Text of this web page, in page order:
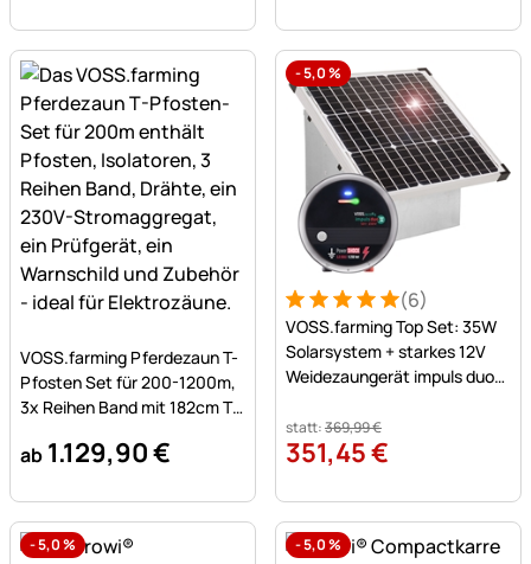
Noch keine Bewertungen abgegeben
VOSS.farming Pferdezaun T-
Pfosten Set für 200-1200m,
3x Reihen Band mit 182cm T-
ab 1.129,90€
-5,0%
Bewertung: 5 von 5 (6
6 Bewertungen
(6)
VOSS.farming Top Set: 35W
Solarsystem + starkes 12V
Weidezaungerät impuls duo
statt:369,99€
351,45€
-5,0% -5,0%